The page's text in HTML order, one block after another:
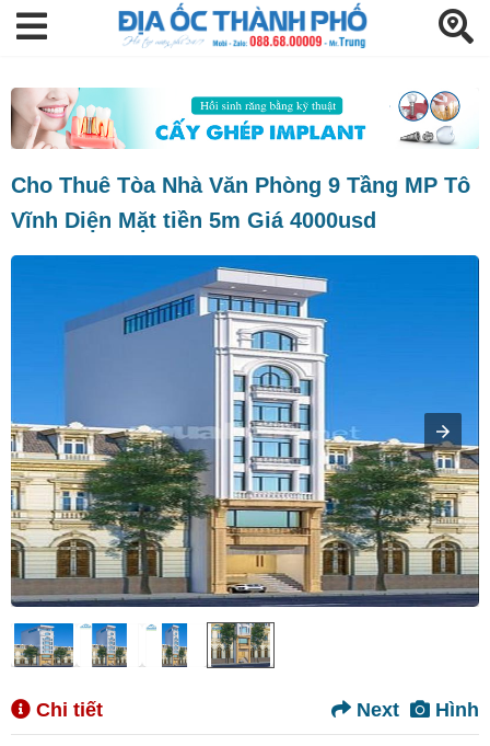
Cho Thuê Tòa Nhà Văn Phòng 9 Tầng MP Tô
Vĩnh Diện Mặt tiền 5m Giá 4000usd
Chi tiết Hình
Next